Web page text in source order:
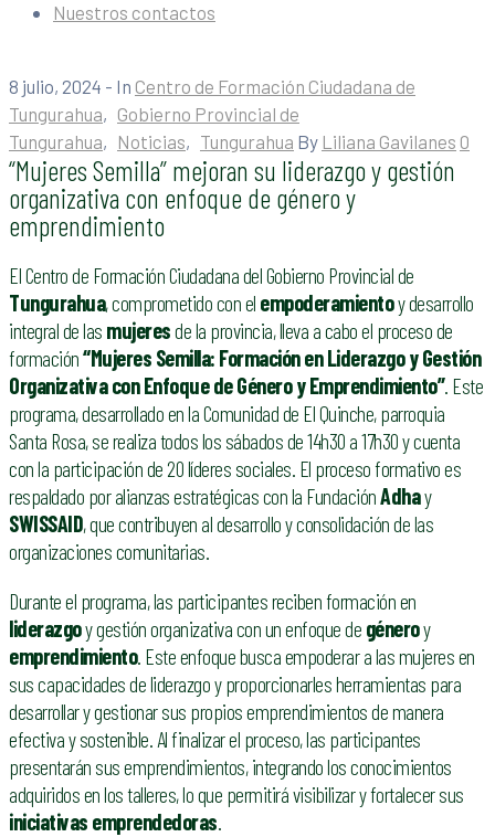
Nuestros contactos
8 julio, 2024 - In Centro de Formación Ciudadana de
Tungurahua‚ Gobierno Provincial de
Tungurahua‚ Noticias‚ Tungurahua By Liliana Gavilanes 0
“Mujeres Semilla” mejoran su liderazgo y gestión
organizativa con enfoque de género y
emprendimiento
El Centro de Formación Ciudadana del Gobierno Provincial de
Tungurahua, comprometido con el empoderamientoy desarrollo
integral de las mujeresde la provincia, lleva a cabo el proceso de
formación“Mujeres Semilla: Formación en Liderazgo y Gestión
Organizativa con Enfoque de Género y Emprendimiento”. Este
programa, desarrollado en la Comunidad de El Quinche, parroquia
Santa Rosa, se realiza todos los sábados de 14h30 a 17h30 y cuenta
con la participación de 20 líderes sociales. El proceso formativo es
respaldado por alianzas estratégicas con la FundaciónAdhay
SWISSAID, que contribuyen al desarrollo y consolidación de las
organizaciones comunitarias.
Durante el programa, las participantes reciben formación en
liderazgoy gestión organizativa con un enfoque de géneroy
emprendimiento. Este enfoque busca empoderar a las mujeres en
sus capacidades de liderazgo y proporcionarles herramientas para
desarrollar y gestionar sus propios emprendimientos de manera
efectiva y sostenible. Al finalizar el proceso, las participantes
presentarán sus emprendimientos, integrando los conocimientos
adquiridos en los talleres, lo que permitirá visibilizar y fortalecer sus
iniciativas emprendedoras.